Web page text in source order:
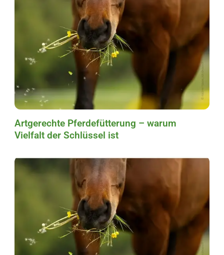
Artgerechte Pferdefütterung – warum
Vielfalt der Schlüssel ist